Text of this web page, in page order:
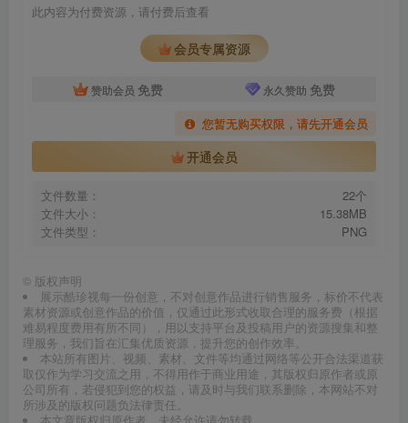
此内容为付费资源，请付费后查看
会员专属资源
赞助会员 免费 永久赞助 免费
您暂无购买权限，请先开通会员
开通会员
文件数量：
22个
文件大小：
15.38MB
文件类型：
PNG
© 版权声明
展示酷珍视每一份创意，不对创意作品进行销售服务，标价不代表
素材资源或创意作品的价值，仅通过此形式收取合理的服务费（根据
难易程度费用有所不同），用以支持平台及投稿用户的资源搜集和整
理服务，我们旨在汇集优质资源，提升您的创作效率。
本站所有图片、视频、素材、文件等均通过网络等公开合法渠道获
取仅作为学习交流之用，不得用作于商业用途，其版权归原作者或原
公司所有，若侵犯到您的权益，请及时与我们联系删除，本网站不对
所涉及的版权问题负法律责任。